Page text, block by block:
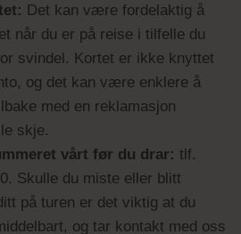
Det kan være fordelaktig å
når du er på reise i tilfelle du
svindel. Kortet er ikke knyttet
og det kan være enklere å
med en reklamasjon
skje.
vårt før du drar: tlf.
Skulle du miste eller blitt
på turen er det viktig at du
og tar kontakt med oss